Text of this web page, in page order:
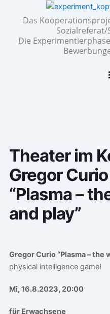
Das
Die
Theater im
Gregor
“Plasma –
and play”
Gregor Curio “Plasma – the
physical intelligence game!
Mi, 16.8.2023, 20:00
für Erwachsene